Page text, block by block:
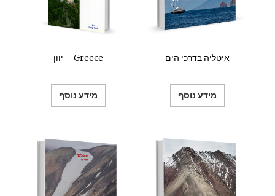
יוון – Greece
מידע נוסף
איטליה בדרכי הים
מידע נוסף